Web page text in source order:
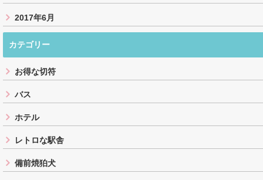
2017年6月
カテゴリー
お得な切符
バス
ホテル
レトロな駅舎
備前焼狛犬